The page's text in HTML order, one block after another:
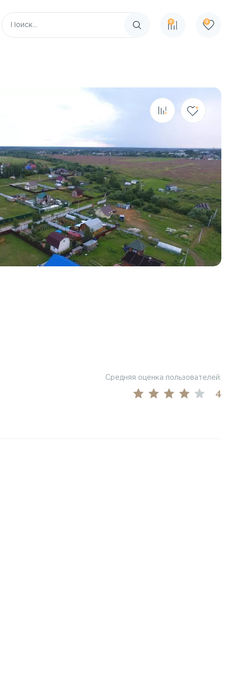
Поиск по сайту
0 0
Средняя оценка пользователей:
4